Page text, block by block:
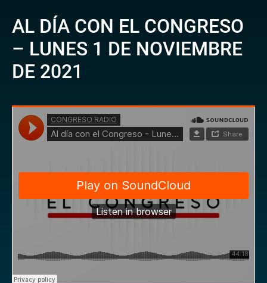
AL DÍA CON EL CONGRESO
– LUNES 1 DE NOVIEMBRE
DE 2021